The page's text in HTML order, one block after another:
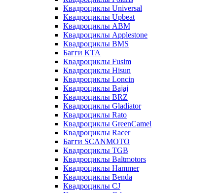
Квадроциклы Universal
Квадроциклы Upbeat
Квадроциклы ABM
Квадроциклы Applestone
Квадроциклы BMS
Багги KTA
Квадроциклы Fusim
Квадроциклы Hisun
Квадроциклы Loncin
Квадроциклы Bajaj
Квадроциклы BRZ
Квадроциклы Gladiator
Квадроциклы Rato
Квадроциклы GreenCamel
Квадроциклы Racer
Багги SCANMOTO
Квадроциклы TGB
Квадроциклы Baltmotors
Квадроциклы Hammer
Квадроциклы Benda
Квадроциклы CJ